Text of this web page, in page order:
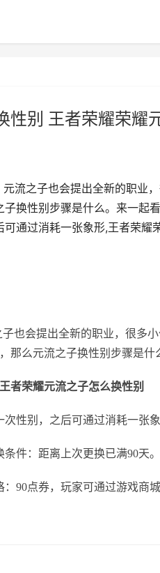
性别 王者荣耀荣耀
流之子也会提出全新的职业
换性别步骤是什么。来一起
通过消耗一张象形,王者荣耀
也会提出全新的职业，很多
那么元流之子换性别步骤是什
王者荣耀元流之子怎么换性别
性别，之后可通过消耗一张
条件：距离上次更换已满90天。
90点券，玩家可通过游戏商城